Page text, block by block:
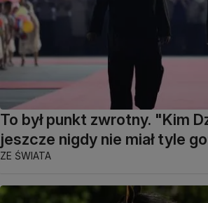
To był punkt zwrotny. "Kim
jeszcze nigdy nie miał tyle
ZE ŚWIATA